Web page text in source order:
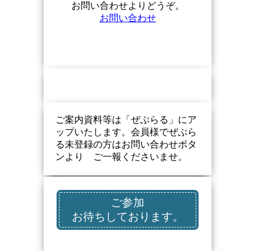
お問い合わせよりどうぞ。
お問い合わせ
ご案内資料等は「ぜぶらる」にア
ップいたします。会員様でぜぶら
る未登録の方はお問い合わせボタ
ンより ご一報くださいませ。
ご参加
お待ちしております。